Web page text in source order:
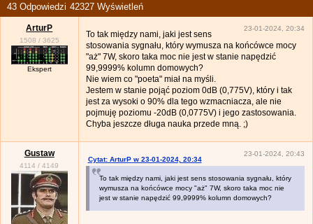
43 Odpowiedzi 42327 Wyświetleń
ArturP
1508 / 3625
Ekspert
23-01-2024, 20:34
To tak między nami, jaki jest sens
stosowania sygnału, który wymusza na końcówce mocy
"aż" 7W, skoro taka moc nie jest w stanie napędzić
99,9999% kolumn domowych?
Nie wiem co "poeta" miał na myśli.
Jestem w stanie pojąć poziom 0dB (0,775V), który i tak
jest za wysoki o 90% dla tego wzmacniacza, ale nie
pojmuję poziomu -20dB (0,0775V) i jego zastosowania.
Chyba jeszcze długa nauka przede mną. ;)
Gustaw
4114 /4149
23-01-2024, 20:43
Cytat: ArturP w 23-01-2024, 20:34
To tak między nami, jaki jest sens stosowania sygnału, który
wymusza na końcówce mocy "aż" 7W, skoro taka moc nie
jest w stanie napędzić 99,9999% kolumn domowych?